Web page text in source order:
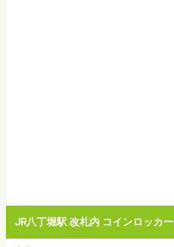
JR八丁堀駅 改札内 コインロッカー